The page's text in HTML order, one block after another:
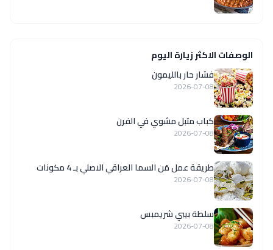
الوصفات الاكثر زيارة اليوم
فشار حار بالليمون
2026-07-08
كباب متبل مشوي في الفرن
2026-07-08
طريقة عمل مَن السما العراقي الاصلي بـ 4 مكونات
2026-07-08
سلطة بيبي شريمبس
2026-07-08